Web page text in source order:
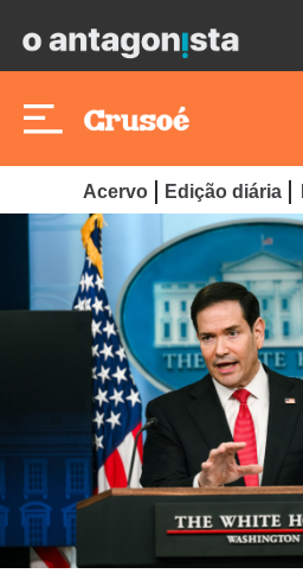
Acervo Edição diária